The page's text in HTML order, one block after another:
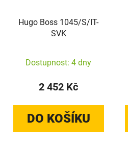
Hugo Boss 1045/S/IT-
SVK
Dostupnost: 4 dny
2 452 Kč
DO KOŠÍKU